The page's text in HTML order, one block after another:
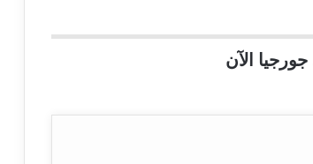
الآن